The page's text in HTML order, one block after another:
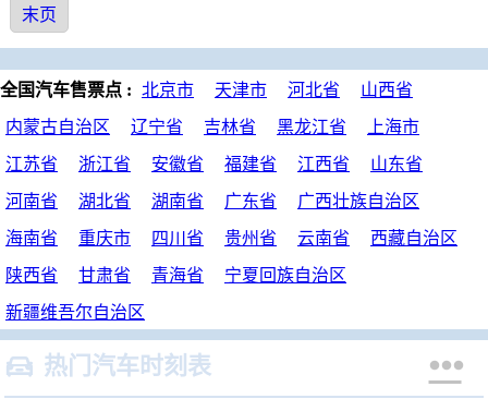
末页
全国汽车售票点 : 北京市 天津市 河北省
山西省
内蒙古自治区
辽宁省 吉林省 黑龙江省
上海市
江苏省
浙江省 安徽省 福建省 江西省
山东省
河南省
湖北省 湖南省 广东省
广西壮族自治区
海南省
重庆市 四川省 贵州省 云南省
西藏自治区
陕西省
甘肃省 青海省
宁夏回族自治区
新疆维吾尔自治区
 热门汽车时刻表 